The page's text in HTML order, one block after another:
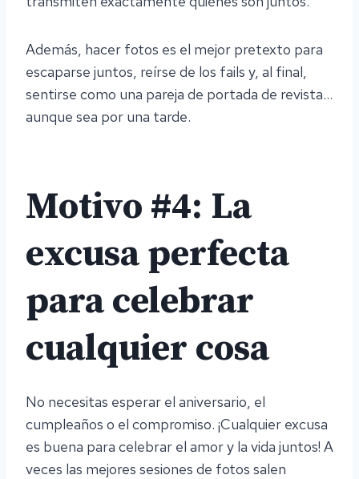
Además, hacer fotos es el mejor pretexto para
escaparse juntos, reírse de los fails y, al final,
sentirse como una pareja de portada de revista…
aunque sea por una tarde.
Motivo #4: La
excusa perfecta
para celebrar
cualquier cosa
No necesitas esperar el aniversario, el
cumpleaños o el compromiso. ¡Cualquier excusa
es buena para celebrar el amor y la vida juntos! A
veces las mejores sesiones de fotos salen